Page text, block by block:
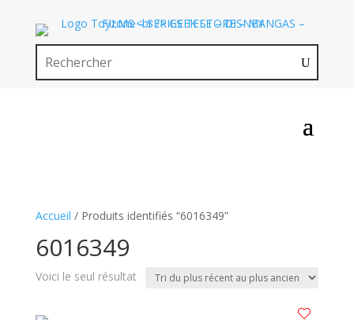
Accueil / Produits identifiés “6016349”
6016349
Voici le seul résultat